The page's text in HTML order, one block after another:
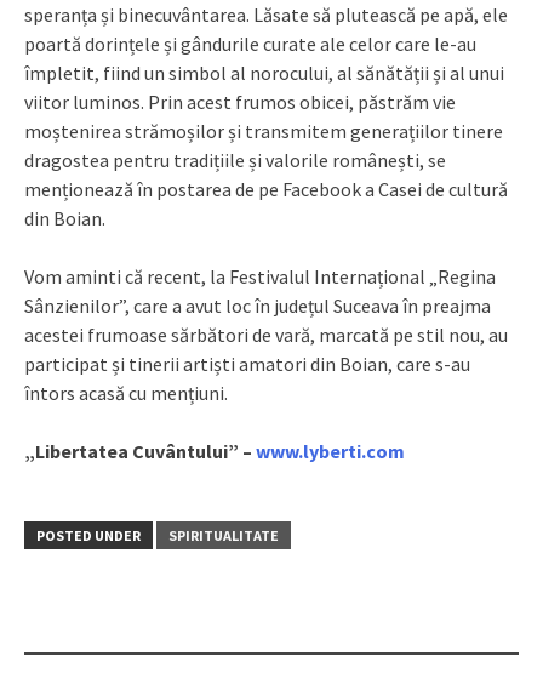
speranța și binecuvântarea. Lăsate să plutească pe apă, ele
poartă dorințele și gândurile curate ale celor care le-au
împletit, fiind un simbol al norocului, al sănătății și al unui
viitor luminos. Prin acest frumos obicei, păstrăm vie
moștenirea strămoșilor și transmitem generațiilor tinere
dragostea pentru tradițiile și valorile românești, se
menționează în postarea de pe Facebook a Casei de cultură
din Boian.
Vom aminti că recent, la Festivalul Internațional „Regina
Sânzienilor”, care a avut loc în județul Suceava în preajma
acestei frumoase sărbători de vară, marcată pe stil nou, au
participat și tinerii artiști amatori din Boian, care s-au
întors acasă cu mențiuni.
„Libertatea Cuvântului” – www.lyberti.com
POSTED UNDER SPIRITUALITATE